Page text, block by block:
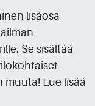
lisäosa
Se sisältää
muuta! Lue lisää